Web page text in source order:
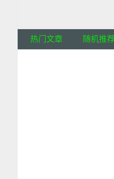
网站少部分资源来源
本站所有文章，除特
热门文章 随机推